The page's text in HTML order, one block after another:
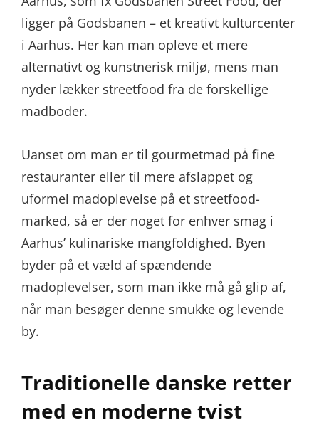
ligger på Godsbanen – et kreativt kulturcenter
i Aarhus. Her kan man opleve et mere
alternativt og kunstnerisk miljø, mens man
nyder lækker streetfood fra de forskellige
madboder.
Uanset om man er til gourmetmad på fine
restauranter eller til mere afslappet og
uformel madoplevelse på et streetfood-
marked, så er der noget for enhver smag i
Aarhus’ kulinariske mangfoldighed. Byen
byder på et væld af spændende
madoplevelser, som man ikke må gå glip af,
når man besøger denne smukke og levende
by.
Traditionelle danske retter
med en moderne tvist